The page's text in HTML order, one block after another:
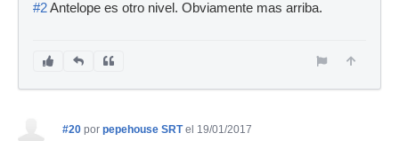
#2Antelope es otro nivel. Obviamente mas arriba.
#20 por pepehouse SRT el 19/01/2017